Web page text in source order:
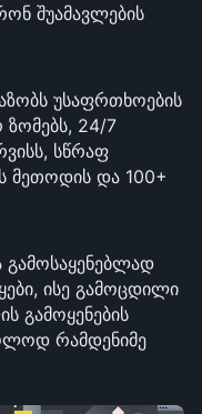
შუამავლების
უსაფრთხოების
24/7
სწრაფ
მეთოდის და 100+
ისე გამოცდილი
გამოყენების
რამდენიმე